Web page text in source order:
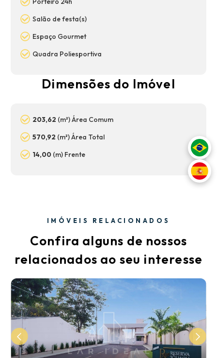
Salão de festa(s)
Espaço Gourmet
Quadra Poliesportiva
Dimensões do Imóvel
203,62 (m²) Área Comum
570,92 (m²) Área Total
14,00 (m) Frente
IMÓVEIS RELACIONADOS
Confira alguns de nossos
relacionados ao seu interesse